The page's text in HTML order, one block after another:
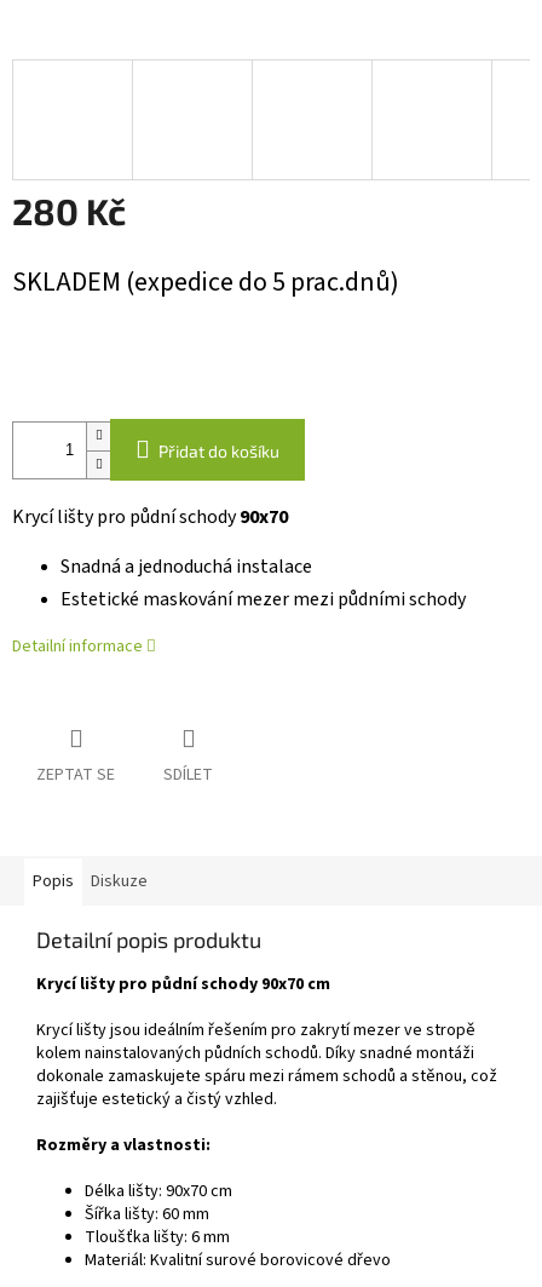
280 Kč
cena:
SKLADEM (expedice do 5 prac.dnů)
Přidat do košíku
Krycí lišty pro půdní schody90x70
Snadná a jednoduchá instalace
Estetické maskování mezer mezi půdními schody
Detailní informace
ZEPTAT SE SDÍLET
Popis Diskuze
Detailní popis produktu
Krycí lišty pro půdní schody 90x70 cm
Krycí lišty jsou ideálním řešením pro zakrytí mezer ve stropě
kolem nainstalovaných půdních schodů. Díky snadné montáži
dokonale zamaskujete spáru mezi rámem schodů a stěnou, což
zajišťuje estetický a čistý vzhled.
Rozměry a vlastnosti:
Délka lišty: 90x70 cm
Šířka lišty: 60 mm
Tloušťka lišty: 6 mm
Materiál: Kvalitní surové borovicové dřevo